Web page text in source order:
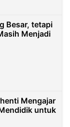
Besar, tetapi
Menjadi
Mengajar
untuk